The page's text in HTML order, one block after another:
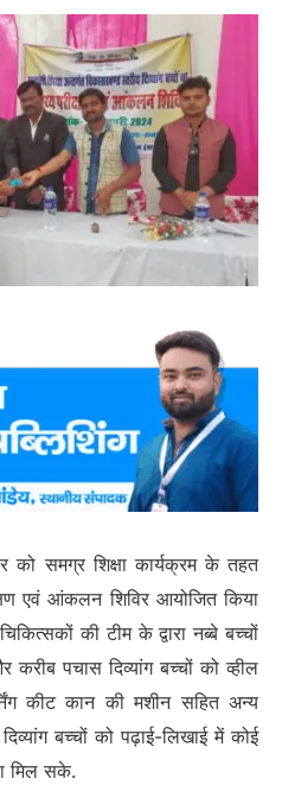
को समग्र शिक्षा कार्यक्रम के तहत
एवं आंकलन शिविर आयोजित किया
की टीम के द्वारा नब्बे बच्चों
करीब पचास दिव्यांग बच्चों को व्हील
कीट कान की मशीन सहित अन्य
बच्चों को पढ़ाई-लिखाई में कोई
मिल सके.